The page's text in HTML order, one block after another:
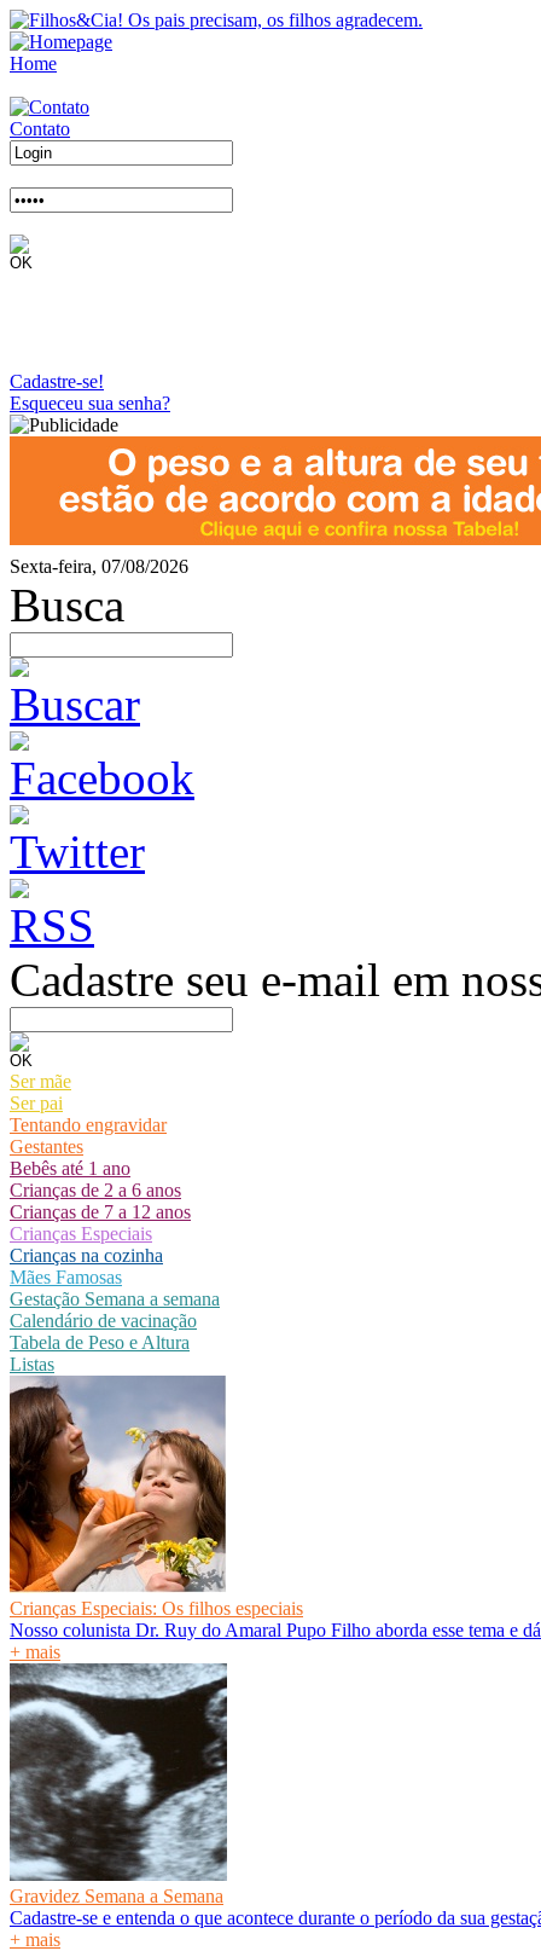
Home
Contato
Cadastre-se!
Esqueceu sua senha?
Sexta-feira, 07/08/2026
Busca
Cadastre seu e-mail em
Ser mãe
Ser pai
Tentando engravidar
Gestantes
Bebês até 1 ano
Crianças de 2 a 6 anos
Crianças de 7 a 12 anos
Crianças Especiais
Crianças na cozinha
Mães Famosas
Gestação Semana a semana
Calendário de vacinação
Tabela de Peso e Altura
Listas
Crianças Especiais: Os filhos especiais
Nosso colunista Dr. Ruy do Amaral Pupo Filho aborda esse tema e
+ mais
Gravidez Semana a Semana
Cadastre-se e entenda o que acontece durante o período da sua
+ mais